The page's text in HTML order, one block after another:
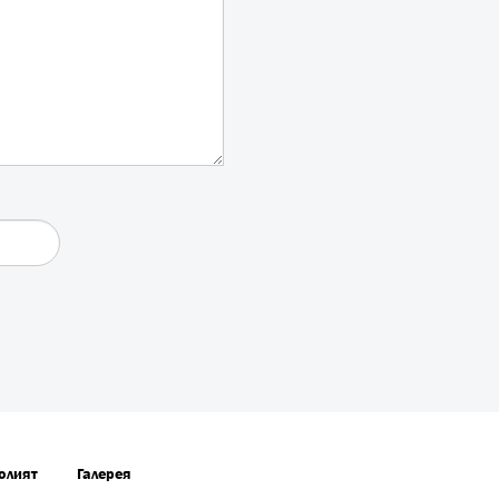
Галерея